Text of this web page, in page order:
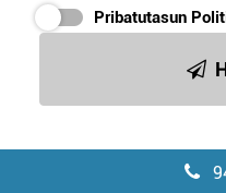
Pribatutasun